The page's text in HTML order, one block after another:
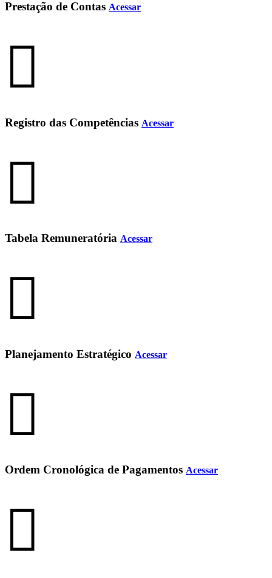
Prestação de Contas Acessar
Registro das Competências Acessar
Tabela Remuneratória Acessar
Planejamento Estratégico Acessar
Ordem Cronológica de Pagamentos Acessar